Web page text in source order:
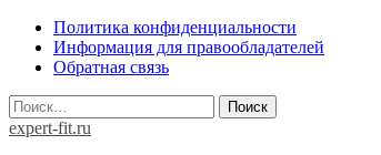
Skip
content
Политика конфиденциальности
Информация для правообладателей
Обратная связь
Найти:
expert-fit.ru